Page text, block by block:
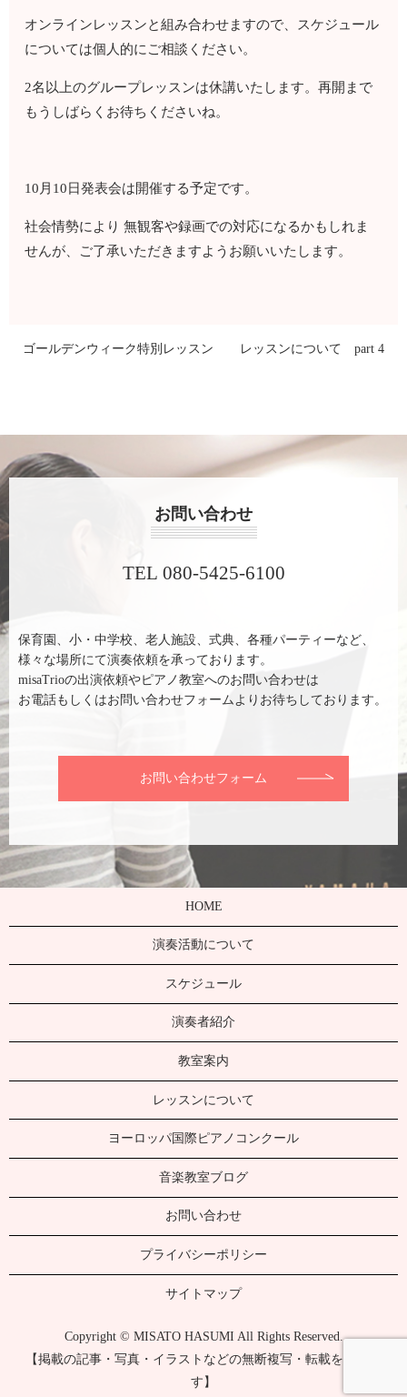
オンラインレッスンと組み合わせますので、スケジュール
については個人的にご相談ください。
2名以上のグループレッスンは休講いたします。再開まで
もうしばらくお待ちくださいね。
10月10日発表会は開催する予定です。
社会情勢により 無観客や録画での対応になるかもしれま
せんが、ご了承いただきますようお願いいたします。
ゴールデンウィーク特別レッスン レッスンについて part 4
お問い合わせ
TEL 080-5425-6100
保育園、小・中学校、老人施設、式典、各種パーティーなど、
様々な場所にて演奏依頼を承っております。
misaTrioの出演依頼やピアノ教室へのお問い合わせは
お電話もしくはお問い合わせフォームよりお待ちしております。
お問い合わせフォーム
HOME
演奏活動について
スケジュール
演奏者紹介
教室案内
レッスンについて
ヨーロッパ国際ピアノコンクール
音楽教室ブログ
お問い合わせ
プライバシーポリシー
サイトマップ
Copyright © MISATO HASUMI All Rights Reserved.
【掲載の記事・写真・イラストなどの無断複写・転載を禁じま
す】